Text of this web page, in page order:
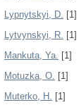
Lypnytskyi, D. [1]
Lytvynskyi, R. [1]
Mankuta, Ya. [1]
Motuzka, О. [1]
Muterko, H. [1]